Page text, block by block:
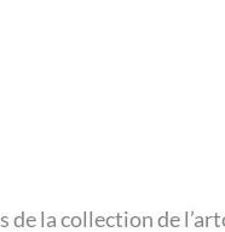
la collection de